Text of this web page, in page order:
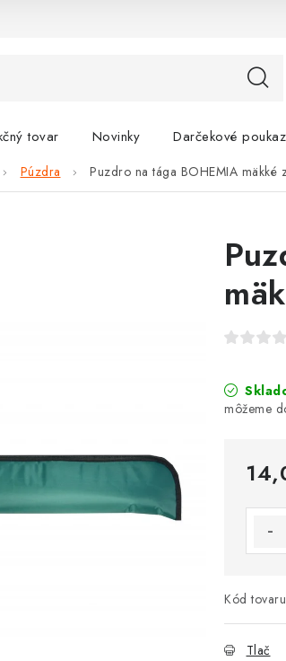
tovar Novinky Darčekové
Púzdra Puzdro na tága BOHEMIA mäkké
Kód
Tlač